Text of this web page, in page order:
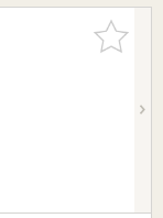
お気に入
りに追加